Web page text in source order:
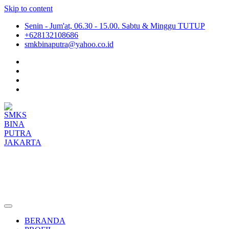
Skip to content
Senin - Jum'at, 06.30 - 15.00. Sabtu & Minggu TUTUP
+628132108686
smkbinaputra@yahoo.co.id
BERANDA